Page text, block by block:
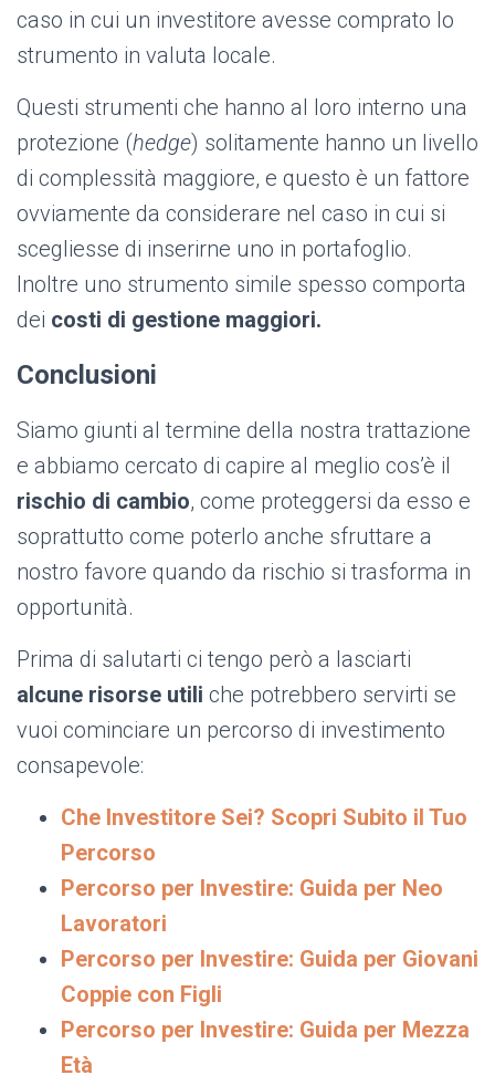
caso in cui un investitore avesse comprato lo
strumento in valuta locale.
Questi strumenti che hanno al loro interno una
protezione (hedge) solitamente hanno un livello
di complessità maggiore, e questo è un fattore
ovviamente da considerare nel caso in cui si
scegliesse di inserirne uno in portafoglio.
Inoltre uno strumento simile spesso comporta
dei costi di gestione maggiori.
Conclusioni
Siamo giunti al termine della nostra trattazione
e abbiamo cercato di capire al meglio cos’è il
rischio di cambio, come proteggersi da esso e
soprattutto come poterlo anche sfruttare a
nostro favore quando da rischio si trasforma in
opportunità.
Prima di salutarti ci tengo però a lasciarti
alcune risorse utili che potrebbero servirti se
vuoi cominciare un percorso di investimento
consapevole:
Che Investitore Sei? Scopri Subito il Tuo
Percorso
Percorso per Investire: Guida per Neo
Lavoratori
Percorso per Investire: Guida per Giovani
Coppie con Figli
Percorso per Investire: Guida per Mezza
Età